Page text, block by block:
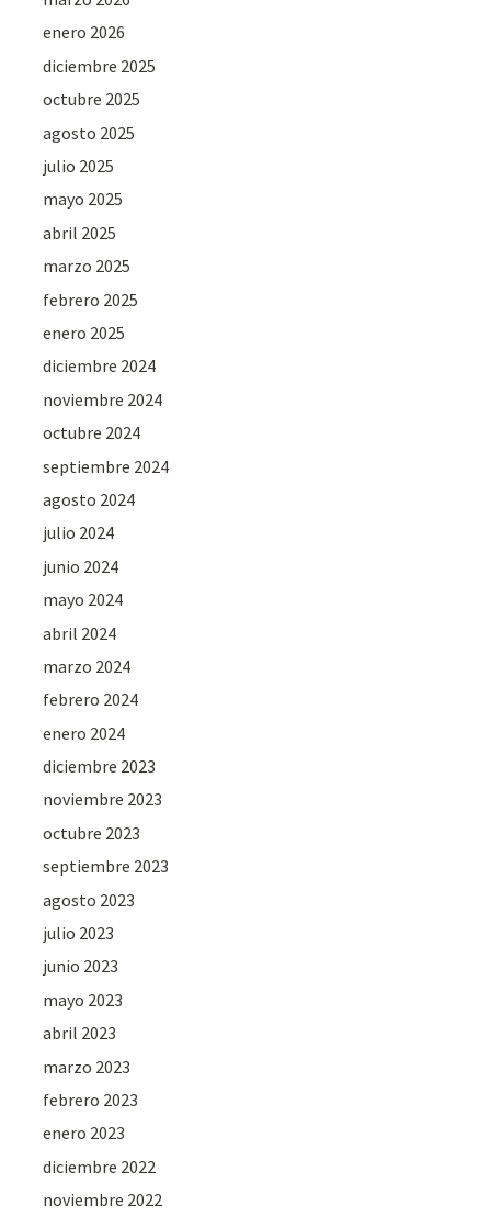
enero 2026
diciembre 2025
octubre 2025
agosto 2025
julio 2025
mayo 2025
abril 2025
marzo 2025
febrero 2025
enero 2025
diciembre 2024
noviembre 2024
octubre 2024
septiembre 2024
agosto 2024
julio 2024
junio 2024
mayo 2024
abril 2024
marzo 2024
febrero 2024
enero 2024
diciembre 2023
noviembre 2023
octubre 2023
septiembre 2023
agosto 2023
julio 2023
junio 2023
mayo 2023
abril 2023
marzo 2023
febrero 2023
enero 2023
diciembre 2022
noviembre 2022